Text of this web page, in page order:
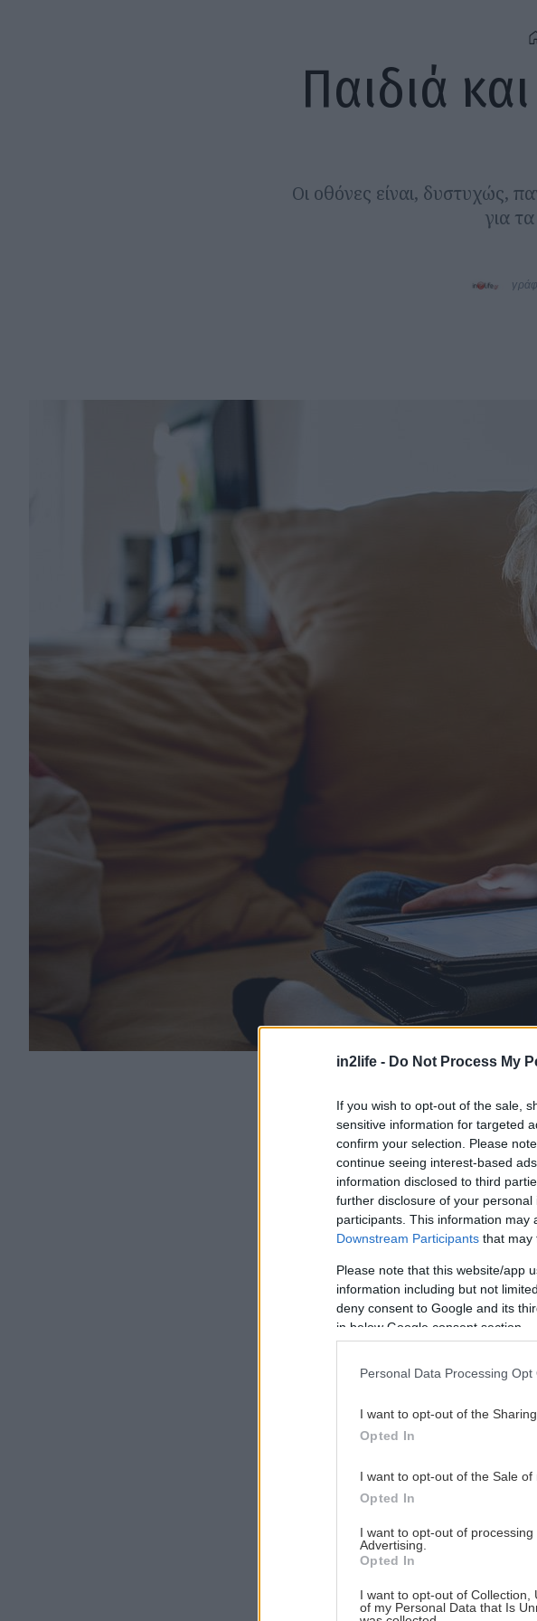
in2life - Do Not Process My
If you wish to opt-out of the sale,
sensitive information for targeted
confirm your selection. Please
continue seeing interest-based
information disclosed to third
further disclosure of your personal
participants. This information may
Downstream Participants that may
Please note that this website/app
information including but not
deny consent to Google and its
in below Google consent section.
Personal Data Processing Opt
I want to opt-out of the
Opted In
I want to opt-out of the Sale of
Opted In
I want to opt-out of
Advertising.
Opted In
I want to opt-out of Collection,
of my Personal Data that Is
Παιδιά
Οι οθόνες είναι, δυστυχώς,
για